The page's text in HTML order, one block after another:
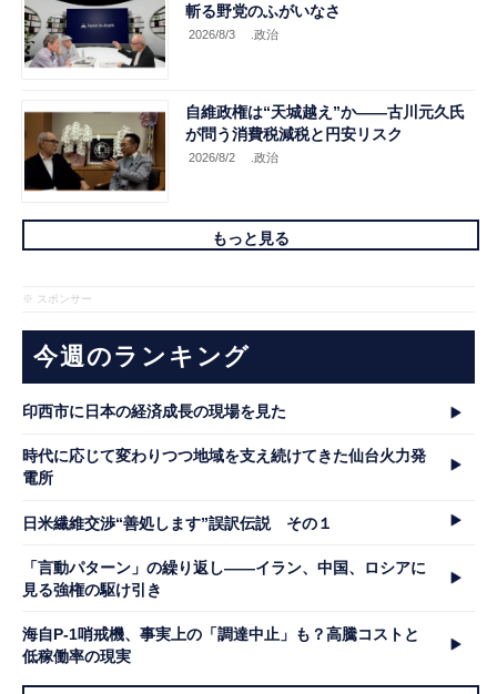
斬る野党のふがいなさ
2026/8/3 .政治
自維政権は“天城越え”か――古川元久氏
が問う消費税減税と円安リスク
2026/8/2 .政治
もっと見る
※ スポンサー
今週のランキング
印西市に日本の経済成長の現場を見た
時代に応じて変わりつつ地域を支え続けてきた仙台火力発
電所
日米繊維交渉“善処します”誤訳伝説 その１
「言動パターン」の繰り返し――イラン、中国、ロシアに
見る強権の駆け引き
海自P-1哨戒機、事実上の「調達中止」も？高騰コストと
低稼働率の現実